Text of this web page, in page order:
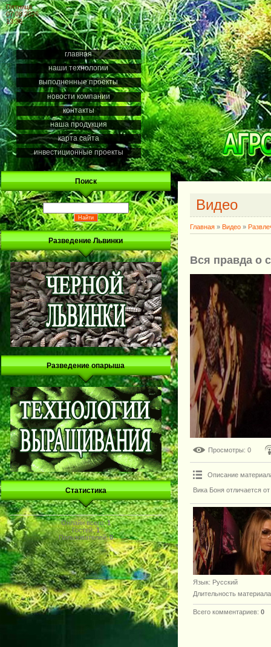
Пятница
07.08.2026
13:36
главная
наши технологии
выполненные проекты
новости компании
контакты
наша продукция
карта сайта
инвестиционные проекты
Поиск
Разведение Львинки
Разведение опарыша
Статистика
Онлайн всего:1
Гостей:1
Пользователей:0
Видео
Главная » Видео »
Вся правда о
Просмотры: 0
Описание
Вика Боня отличается
Язык: Русский
Длительность материала
Всего комментариев: 0